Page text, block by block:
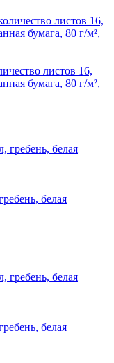
листов 16,
бумага, 80 г/м²,
белая
белая